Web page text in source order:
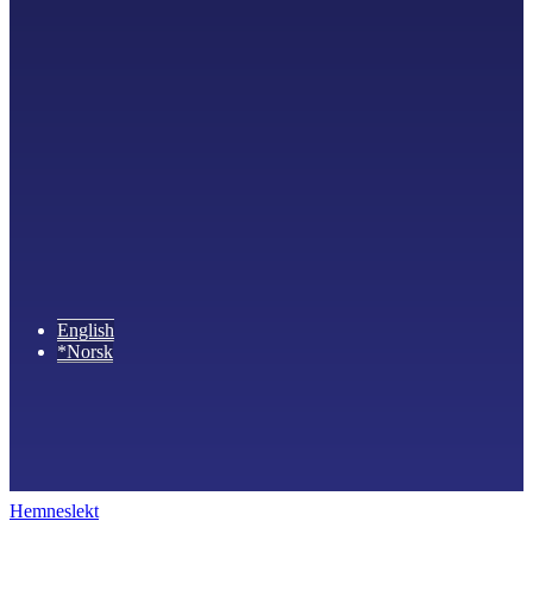
English
*Norsk
Hemneslekt